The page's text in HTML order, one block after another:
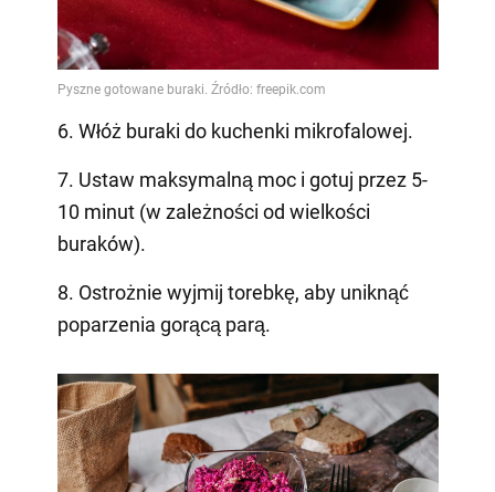
6. Włóż buraki do kuchenki mikrofalowej.
7. Ustaw maksymalną moc i gotuj przez 5-
10 minut (w zależności od wielkości
buraków).
8. Ostrożnie wyjmij torebkę, aby uniknąć
poparzenia gorącą parą.